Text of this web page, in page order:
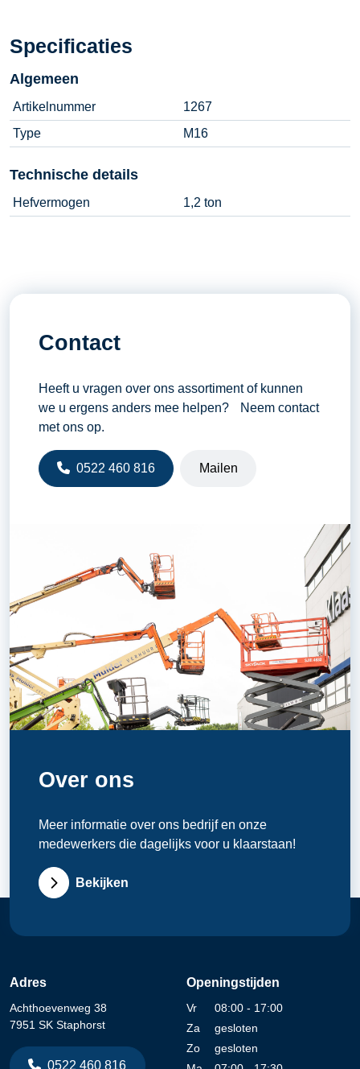
Specificaties
Algemeen
Artikelnummer
1267
Type
M16
Technische details
Hefvermogen 1,2 ton
Contact
Heeft u vragen over ons assortiment of kunnen
we u ergens anders mee helpen? Neem contact
met ons op.
0522 460 816 Mailen
Over ons
Meer informatie over ons bedrijf en onze
medewerkers die dagelijks voor u klaarstaan!
Bekijken
Adres
Achthoevenweg 38
7951 SK Staphorst
0522 460 816
Openingstijden
Vr
08:00 - 17:00
Za
gesloten
Zo
gesloten